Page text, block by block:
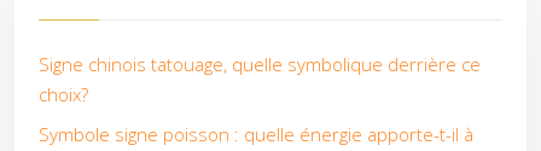
Signe chinois tatouage, quelle symbolique derrière ce
choix?
Symbole signe poisson : quelle énergie apporte-t-il à